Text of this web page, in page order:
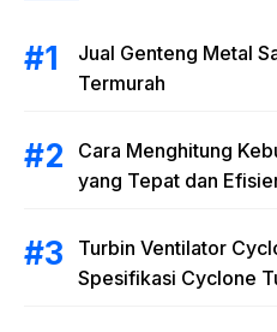
Jual Genteng Metal Sakura
Termurah
Cara Menghitung
yang Tepat dan
Turbin Ventilator
Spesifikasi Cyclone